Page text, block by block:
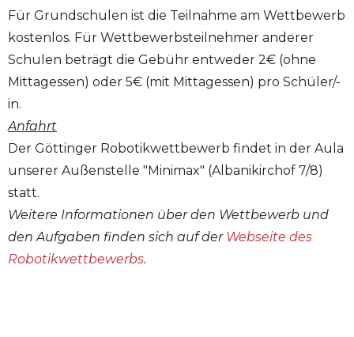
Für Grundschulen ist die Teilnahme am Wettbewerb
kostenlos. Für Wettbewerbsteilnehmer anderer
Schulen beträgt die Gebühr entweder 2€ (ohne
Mittagessen) oder 5€ (mit Mittagessen) pro Schüler/-
in.
Anfahrt
Der Göttinger Robotikwettbewerb findet in der Aula
unserer Außenstelle "Minimax" (Albanikirchof 7/8)
statt.
Weitere Informationen über den Wettbewerb und
den Aufgaben finden sich auf der Webseite des
Robotikwettbewerbs.